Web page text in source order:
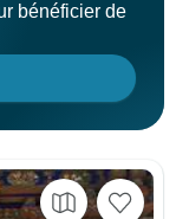
bénéficier de